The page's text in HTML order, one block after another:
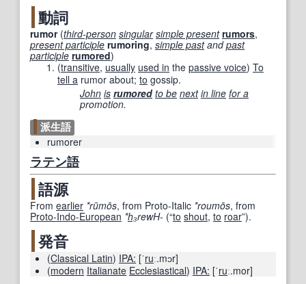
動詞
rumor(third-person singular simple present rumors,
present participle rumoring, simple pastandpast
participle rumored)
(transitive, usually used in the passive voice) To
tell a rumor about; to gossip.
John is rumored to be next in line for a
promotion.
派生語
rumorer
ラテン語
語源
From earlier *rūmōs, from Proto-Italic *roumōs, from
Proto-Indo-European *h₃rewH- (“to shout, to roar”).
発音
(Classical Latin) IPA: [ˈruː.mɔr]
(modern Italianate Ecclesiastical) IPA: [ˈruː.mor]